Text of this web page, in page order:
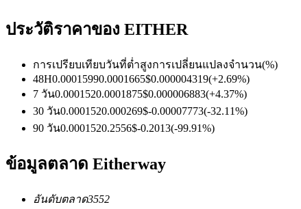
อนุพันธ์ของหุ้น ฟอเร็กซ์ โลหะมีค่า และสินค้าโภคภัณฑ์
ประวัติราคาของ EITHER
การเปรียบเทียบวันที่ต่ำสูงการเปลี่ยนแปลงจำนวน(%)
48H0.00015990.0001665$0.000004319(+2.69%)
7 วัน0.0001520.0001875$0.000006883(+4.37%)
30 วัน0.0001520.000269$-0.00007773(-32.11%)
90 วัน0.0001520.2556$-0.2013(-99.91%)
ข้อมูลตลาด Eitherway
อันดับตลาด3552